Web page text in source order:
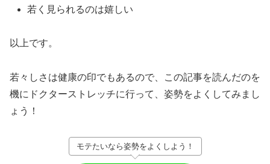
若く見られるのは嬉しい
以上です。
若々しさは健康の印でもあるので、この記事を読んだのを
機にドクターストレッチに行って、姿勢をよくしてみまし
ょう！
モテたいなら姿勢をよくしよう！